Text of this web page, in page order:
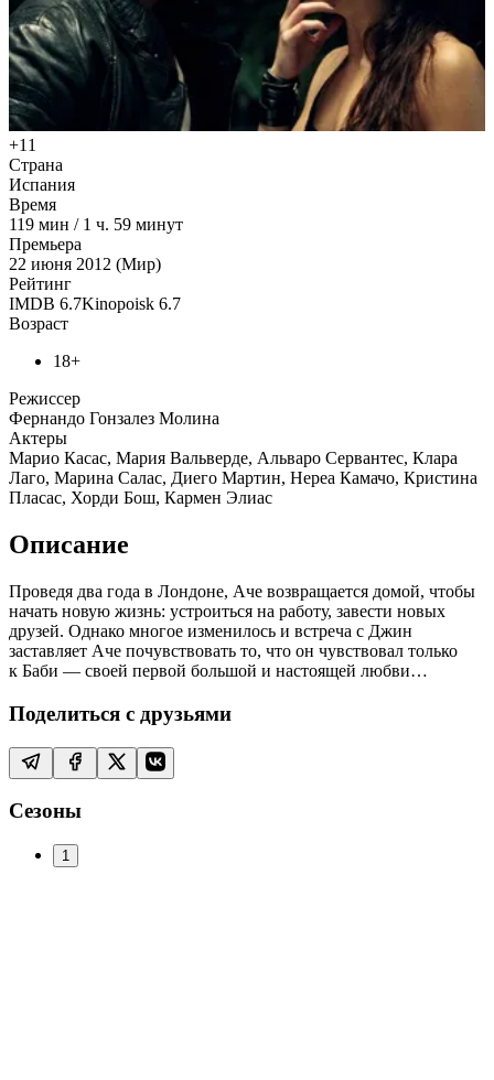
+11
Страна
Испания
Время
119 мин / 1 ч. 59 минут
Премьера
22 июня 2012 (Мир)
Рейтинг
IMDB 6.7Kinopoisk 6.7
Возраст
18+
Режиссер
Фернандо Гонзалез Молина
Актеры
Марио Касас, Мария Вальверде, Альваро Сервантес, Клара
Лаго, Марина Салас, Диего Мартин, Нереа Камачо, Кристина
Пласас, Хорди Бош, Кармен Элиас
Описание
Проведя два года в Лондоне, Аче возвращается домой, чтобы
начать новую жизнь: устроиться на работу, завести новых
друзей. Однако многое изменилось и встреча с Джин
заставляет Аче почувствовать то, что он чувствовал только
к Баби — своей первой большой и настоящей любви…
Поделиться с друзьями
Сезоны
1